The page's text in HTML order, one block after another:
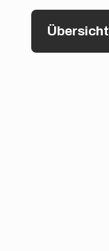
Übersicht